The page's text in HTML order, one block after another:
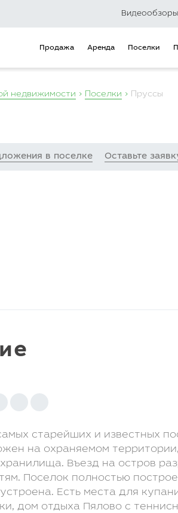
Видеообзоры
Продажа Аренда Поселки
недвижимости Поселки Пруссы
в поселке Оставьте
старейших и известных
на охраняемом
Въезд на остров
Поселок полностью
Есть места для
дом отдыха Пялово с